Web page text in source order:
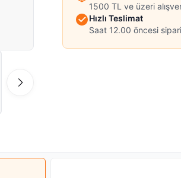
1500 TL ve üzeri
Hızlı Teslimat
Saat 12.00 öncesi